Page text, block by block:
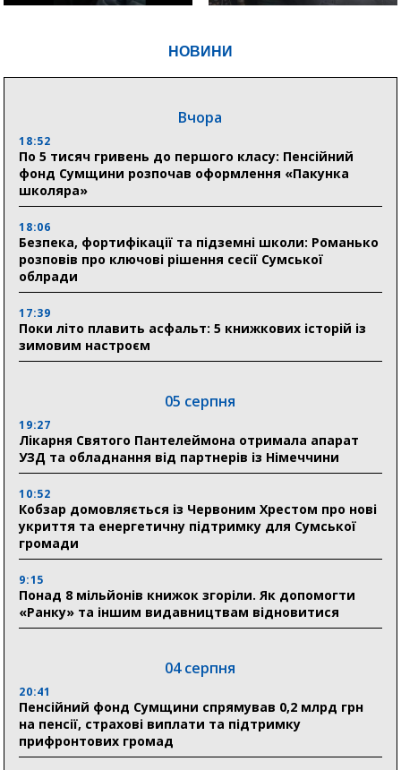
НОВИНИ
Вчора
18:52
По 5 тисяч гривень до першого класу: Пенсійний
фонд Сумщини розпочав оформлення «Пакунка
школяра»
18:06
Безпека, фортифікації та підземні школи: Романько
розповів про ключові рішення сесії Сумської
облради
17:39
Поки літо плавить асфальт: 5 книжкових історій із
зимовим настроєм
05 серпня
19:27
Лікарня Святого Пантелеймона отримала апарат
УЗД та обладнання від партнерів із Німеччини
10:52
Кобзар домовляється із Червоним Хрестом про нові
укриття та енергетичну підтримку для Сумської
громади
9:15
Понад 8 мільйонів книжок згоріли. Як допомогти
«Ранку» та іншим видавництвам відновитися
04 серпня
20:41
Пенсійний фонд Сумщини спрямував 0,2 млрд грн
на пенсії, страхові виплати та підтримку
прифронтових громад